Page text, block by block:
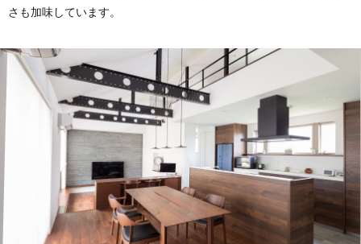
さも加味しています。